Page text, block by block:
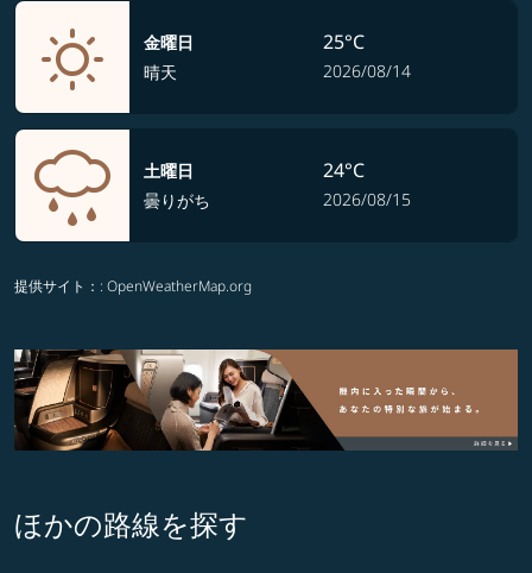
金曜日
晴天
25°C
2026/08/14
土曜日
曇りがち
24°C
2026/08/15
提供サイト： : OpenWeatherMap.org
ほかの路線を探す